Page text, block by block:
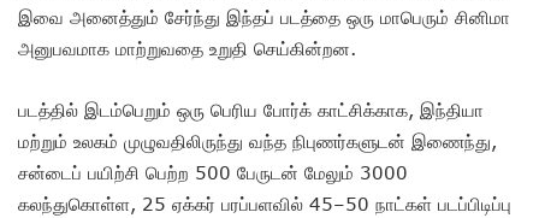
இவை அனைத்தும் சேர்ந்து இந்தப் படத்தை ஒரு மாபெரும் சினிமா
அனுபவமாக மாற்றுவதை உறுதி செய்கின்றன.
படத்தில் இடம்பெறும் ஒரு பெரிய போர்க் காட்சிக்காக, இந்தியா
மற்றும் உலகம் முழுவதிலிருந்து வந்த நிபுணர்களுடன் இணைந்து,
சன்டைப் பயிற்சி பெற்ற 500 பேருடன் மேலும் 3000
கலந்துகொள்ள, 25 ஏக்கர் பரப்பளவில் 45–50 நாட்கள் படப்பிடிப்பு